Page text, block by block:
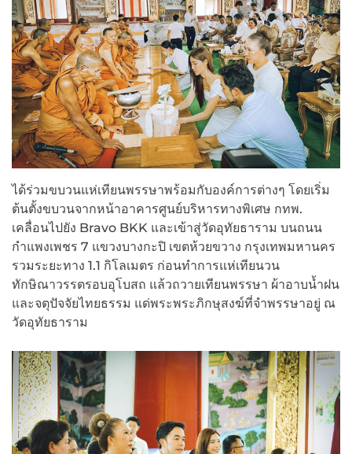
ได้ร่วมขบวนแห่เทียนพรรษาพร้อมกับองค์การต่างๆ โดยเริ่ม
ต้นตั้งขบวนจากหน้าอาคารศูนย์บริหารทางพิเศษ กทพ.
เคลื่อนไปยัง Bravo BKK และเข้าสู่วัดอุทัยธาราม บนถนน
กำแพงเพชร 7 แขวงบางกะปิ เขตห้วยขวาง กรุงเทพมหานคร
รวมระยะทาง 1.1 กิโลเมตร ก่อนทำการแห่เทียนวน
ทักษิณาวรรตรอบอุโบสถ แล้วถวายเทียนพรรษา ผ้าอาบน้ำฝน
และจตุปัจจัยไทยธรรม แด่พระพระภิกษุสงฆ์ที่จำพรรษาอยู่ ณ
วัดอุทัยธาราม